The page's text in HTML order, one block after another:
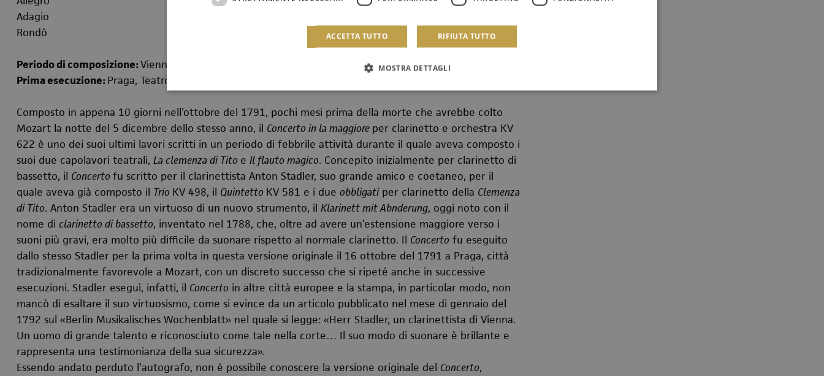
Adagio
Rondò
Periodo di composizione:Vienna, 28 settembre – 7 ottobre 1791
Prima esecuzione:Praga, Teatro Nazionale Nostitz, 16 ottobre 1791
Composto in appena 10 giorni nell’ottobre del 1791, pochi mesi prima della morte che avrebbe colto
Mozart la notte del 5 dicembre dello stesso anno, il Concerto in la maggiore per clarinetto e orchestra KV
622 è uno dei suoi ultimi lavori scritti in un periodo di febbrile attività durante il quale aveva composto i
suoi due capolavori teatrali, La clemenza di Tito e Il flauto magico. Concepito inizialmente per clarinetto di
bassetto, il Concerto fu scritto per il clarinettista Anton Stadler, suo grande amico e coetaneo, per il
quale aveva già composto il Trio KV 498, il Quintetto KV 581 e i due obbligatiper clarinetto della Clemenza
di Tito. Anton Stadler era un virtuoso di un nuovo strumento, il Klarinett mit Abnderung, oggi noto con il
nome di clarinetto di bassetto, inventato nel 1788, che, oltre ad avere un’estensione maggiore verso i
suoni più gravi, era molto più difficile da suonare rispetto al normale clarinetto. Il Concerto fu eseguito
dallo stesso Stadler per la prima volta in questa versione originale il 16 ottobre del 1791 a Praga, città
tradizionalmente favorevole a Mozart, con un discreto successo che si ripeté anche in successive
esecuzioni. Stadler eseguì, infatti, il Concerto in altre città europee e la stampa, in particolar modo, non
mancò di esaltare il suo virtuosismo, come si evince da un articolo pubblicato nel mese di gennaio del
1792 sul «Berlin Musikalisches Wochenblatt» nel quale si legge: «Herr Stadler, un clarinettista di Vienna.
Un uomo di grande talento e riconosciuto come tale nella corte… Il suo modo di suonare è brillante e
rappresenta una testimonianza della sua sicurezza».
Essendo andato perduto l’autografo, non è possibile conoscere la versione originale del Concerto,
ACCETTA TUTTO RIFIUTA TUTTO
MOSTRA DETTAGLI